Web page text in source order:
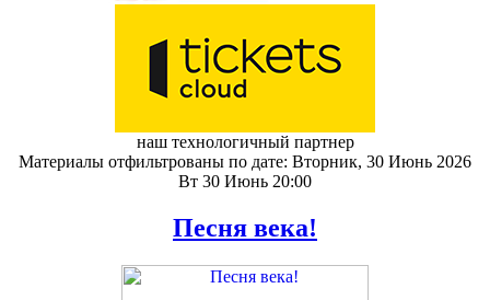
наш технологичный партнер
Материалы отфильтрованы по дате: Вторник, 30 Июнь 2026
Вт 30 Июнь 20:00
Песня века!